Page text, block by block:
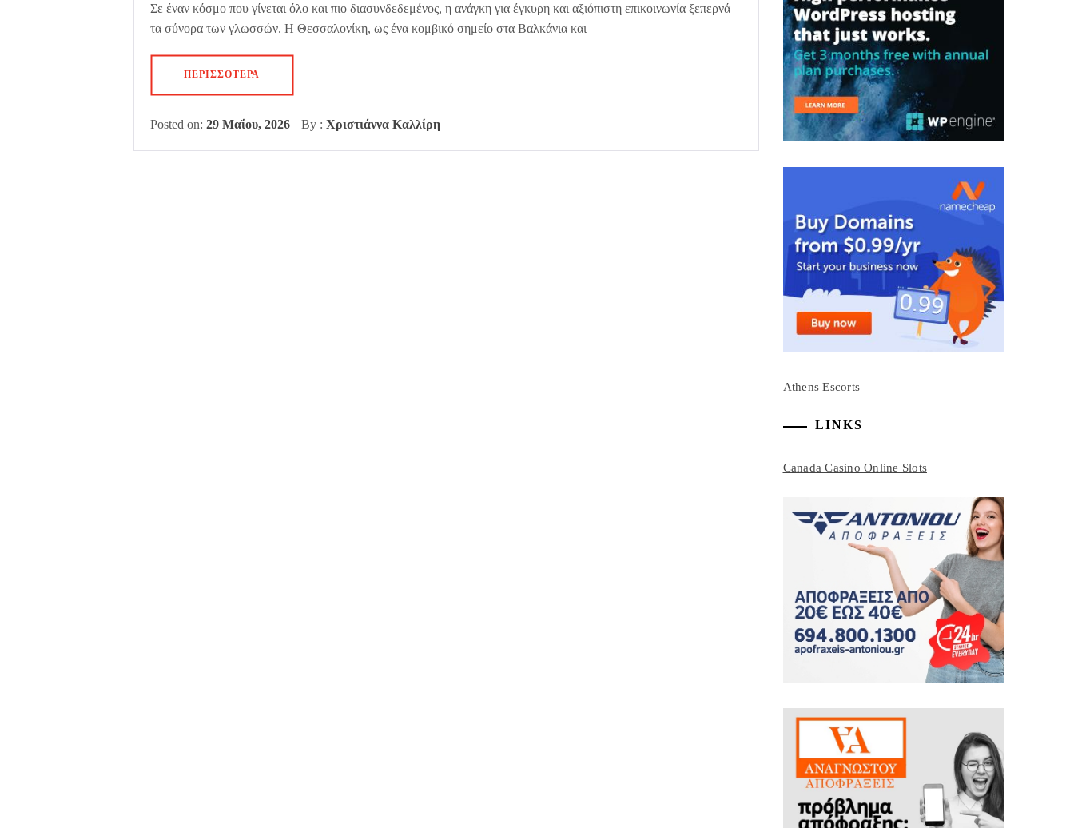
Σε έναν κόσμο που γίνεται όλο και πιο διασυνδεδεμένος, η ανάγκη για έγκυρη και αξιόπιστη επικοινωνία ξεπερνά
τα σύνορα των γλωσσών. Η Θεσσαλονίκη, ως ένα κομβικό σημείο στα Βαλκάνια και
ΠΕΡΙΣΣΌΤΕΡΑ
Posted on: 29 Μαΐου, 2026 By : Χριστιάννα Καλλίρη
Athens Escorts
LINKS
Canada Casino Online Slots